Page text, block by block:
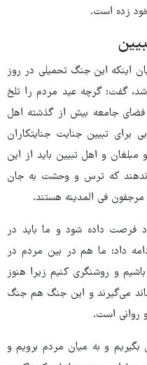
زده است.
اینکه این جنگ تحمیلی در روز
گفت: گرچه عید مردم را تلخ
فضای جامعه بیش از گذشته اهل
تبیین جنایت جنایتکاران
و اهل تبیین باید از این
ندهند که ترس و وحشت به جان
مرجفون فی المدینه هستند.
فرصت داده شود و ما باید در
داد: ما هم در بین مردم در
و روشنگری کنیم زیرا هنوز
می‌گیرند و این جنگ هم جنگ
روانی است.
بگیریم و به میان مردم برویم و